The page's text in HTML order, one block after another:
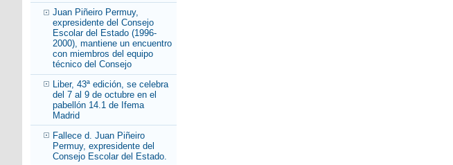
Juan Piñeiro Permuy,
expresidente del Consejo
Escolar del Estado (1996-
2000), mantiene un encuentro
con miembros del equipo
técnico del Consejo
Liber, 43ª edición, se celebra
del 7 al 9 de octubre en el
pabellón 14.1 de Ifema
Madrid
Fallece d. Juan Piñeiro
Permuy, expresidente del
Consejo Escolar del Estado.